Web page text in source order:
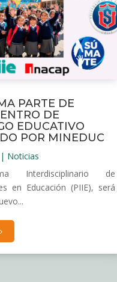
PARTE DE
DE
EDUCATIVO
POR MINEDUC
| Noticias
Interdisciplinario de
en Educación (PIIE), será